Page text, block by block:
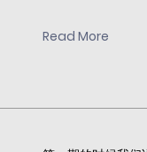
Read More